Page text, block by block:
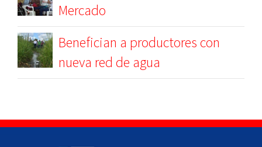
Mercado
Benefician a productores con
nueva red de agua